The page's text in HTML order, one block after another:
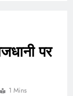
पर
1 Mins